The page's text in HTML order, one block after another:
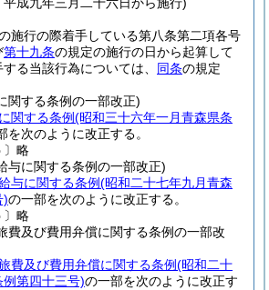
施行の際着手している第八条第二項各号
第十九条の規定の施行の日から起算して
る当該行為については、 同条の規定
関する条例の一部改正)
関する条例(昭和三十六年一月青森県条
を次のように改正する。
〕略
与に関する条例の一部改正)
与に関する条例(昭和二十七年九月青森
)の一部を次のように改正する。
〕略
費及び費用弁償に関する条例の一部改
費及び費用弁償に関する条例(昭和二十
第四十三号)の一部を次のように改正す